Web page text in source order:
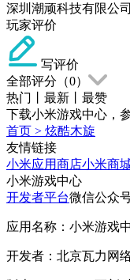
深圳潮顽科技有限公司
玩家评价
写评价
全部评分（0）
热门
最新
最赞
下载小米游戏中心，
首页 > 炫酷木旋
友情链接
小米应用商店小米商
小米游戏中心
开发者平台微信公众
应用名称：小米游戏
开发者：北京瓦力网